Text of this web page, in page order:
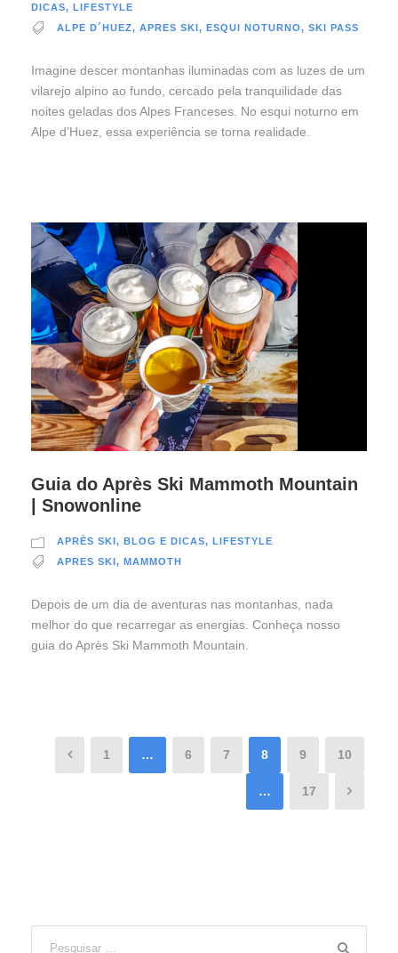
DICAS, LIFESTYLE
ALPE D´HUEZ, APRES SKI, ESQUI NOTURNO, SKI PASS
Imagine descer montanhas iluminadas com as luzes de um
vilarejo alpino ao fundo, cercado pela tranquilidade das
noites geladas dos Alpes Franceses. No esqui noturno em
Alpe d’Huez, essa experiência se torna realidade.
Guia do Après Ski Mammoth Mountain
| Snowonline
APRÈS SKI, BLOG E DICAS, LIFESTYLE
APRES SKI, MAMMOTH
Depois de um dia de aventuras nas montanhas, nada
melhor do que recarregar as energias. Conheça nosso
guia do Après Ski Mammoth Mountain.
1 … 6 7 8 9 10
… 17